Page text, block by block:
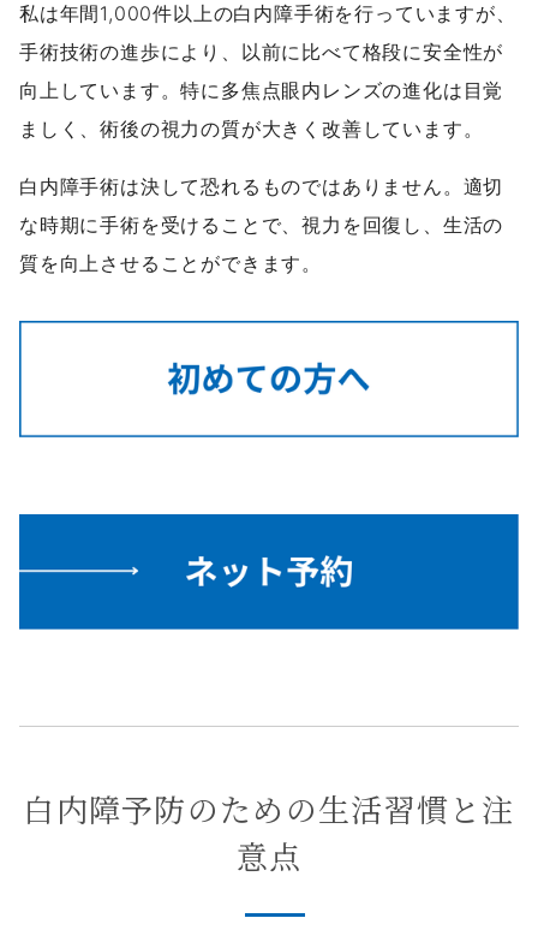
私は年間1,000件以上の白内障手術を行っていますが、
手術技術の進歩により、以前に比べて格段に安全性が
向上しています。特に多焦点眼内レンズの進化は目覚
ましく、術後の視力の質が大きく改善しています。
白内障手術は決して恐れるものではありません。適切
な時期に手術を受けることで、視力を回復し、生活の
質を向上させることができます。
白内障予防のための生活習慣と注
意点